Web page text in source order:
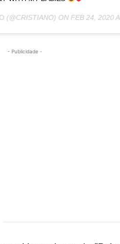
(@CRISTIANO) ON FEB 24, 2020
- Publicidade -